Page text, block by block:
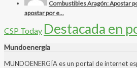
Combustibles Aragón: Apostar
apostar por e...
CSP Today Destacada en
Mundoenergia
MUNDOENERGÍA es un portal de internet